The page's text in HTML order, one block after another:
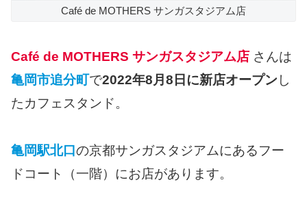
Café de MOTHERS サンガスタジアム店
Café de MOTHERS サンガスタジアム店 さんは
亀岡市追分町で2022年8月8日に新店オープン し
たカフェスタンド。
亀岡駅北口の京都サンガスタジアムにあるフー
ドコート（一階）にお店があります。